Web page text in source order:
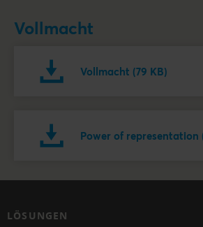
Vollmacht
Vollmacht (79 KB)
Power of representation
LÖSUNGEN